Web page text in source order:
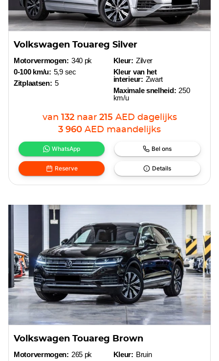
Volkswagen Touareg Silver
Motorvermogen: 340 pk
0-100 km/u: 5,9 sec
Zitplaatsen: 5
Kleur: Zilver
Kleur van het
interieur: Zwart
Maximale snelheid: 250
km/u
van 132 naar 215 AED dagelijks
3 960 AED maandelijks
WhatsApp Bel ons
Reserve Details
Volkswagen Touareg Brown
Motorvermogen: 265 pk
Kleur: Bruin